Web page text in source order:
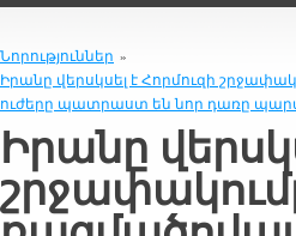
Նորություններ »
Իրանը վերսկսել է Հորմուզի
ուժերը պատրաստ են նոր դառը
Իրանը